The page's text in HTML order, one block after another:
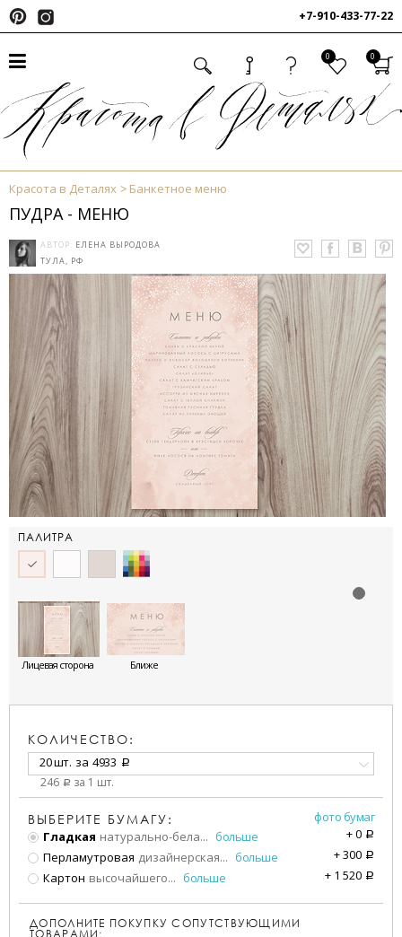
+7-910-433-77-22
0 0
Красота в Деталях Банкетное меню
ПУДРА - МЕНЮ
АВТОР: ЕЛЕНА ВЫРОДОВА
ТУЛА, РФ
ПАЛИТРА
Лицевая сторона Ближе
КОЛИЧЕСТВО:
20 шт. за 4933 a
246 a за 1 шт.
ВЫБЕРИТЕ БУМАГУ:
фото бумаг
Гладкая натурально-бела... больше +0 a
Перламутровая дизайнерская... больше +300 a
Картон высочайшего... больше + 1 520 a
ДОПОЛНИТЕ ПОКУПКУ СОПУТСТВУЮЩИМИ
ТОВАРАМИ: